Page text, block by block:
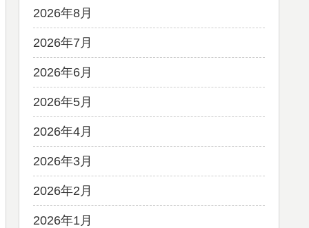
2026年8月
2026年7月
2026年6月
2026年5月
2026年4月
2026年3月
2026年2月
2026年1月